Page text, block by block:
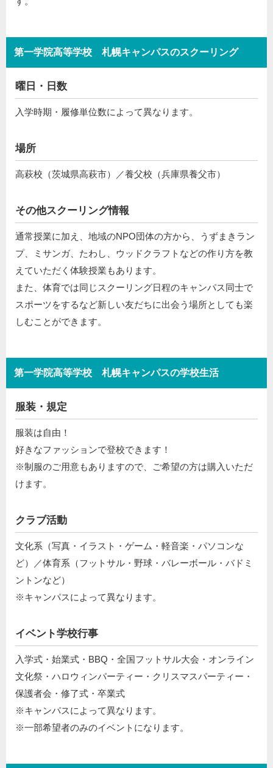
第一学院高等学校 札幌キャンパスのスクーリング
曜日・日数
入学時期・履修単位数によって異なります。
場所
高萩校（茨城県高萩市）／養父校（兵庫県養父市）
その他スクーリング情報
通常授業に加え、地域のNPO団体の方から、うずまきラン
プ、ミサンガ、たわし、ウッドクラフトなどの作り方を教
えていただく体験授業もあります。
また、体育では同じスクーリング日程のキャンパス同士で
スポーツをするなど新しい友だちに出会う場所としても楽
しむことができます。
第一学院高等学校 札幌キャンパスの学校生活
服装・規定
服装は自由！
好きなファッションで登校できます！
※制服のご用意もありますので、ご希望の方は購入いただ
けます。
クラブ活動
文化系（写真・イラスト・ゲーム・軽音楽・パソコンな
ど）／体育系（フットサル・野球・バレーボール・バドミ
ントンなど）
※キャンパスによって異なります。
イベント学校行事
入学式・始業式・BBQ・全国フットサル大会・オンライン
文化祭・ハロウィンパーティー・クリスマスパーティー・
保護者会・修了式・卒業式
※キャンパスによって異なります。
※一部希望者のみのイベントになります。